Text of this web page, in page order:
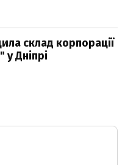
склад корпорації
Дніпрі